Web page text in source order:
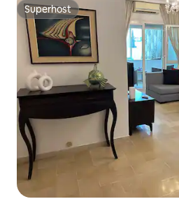
Superhost
Superhost